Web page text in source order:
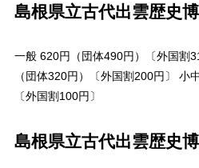
島根県立古代出雲歴史
一般 620円（団体490円）〔外国割
（団体320円）〔外国割200円〕 小
〔外国割100円〕
島根県立古代出雲歴史